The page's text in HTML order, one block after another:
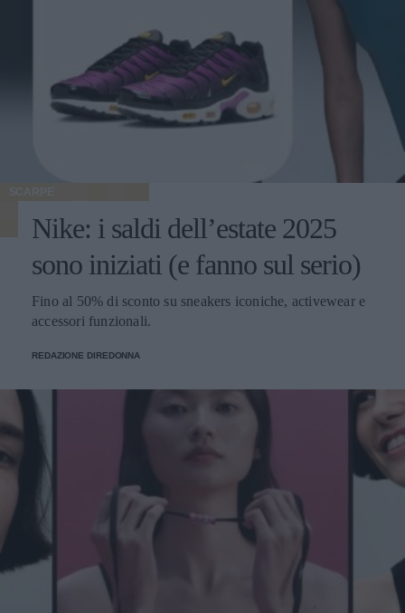
SCARPE
Nike: i saldi dell’estate 2025
sono iniziati (e fanno sul serio)
Fino al 50% di sconto su sneakers iconiche, activewear e
accessori funzionali.
REDAZIONE DIREDONNA